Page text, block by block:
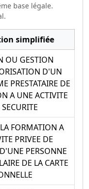
base légale.
simplifiée
OU GESTION
D'UN
PRESTATAIRE DE
A UNE ACTIVITE
FORMATION A
PRIVEE DE
PERSONNE
DE LA CARTE